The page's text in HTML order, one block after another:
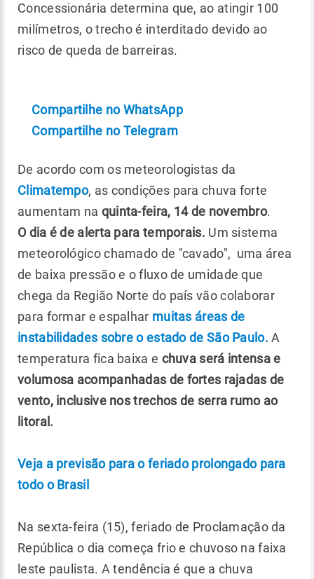
Concessionária determina que, ao atingir 100
milímetros, o trecho é interditado devido ao
risco de queda de barreiras.
Compartilhe no WhatsApp
Compartilhe no Telegram
De acordo com os meteorologistas da
Climatempo, as condições para chuva forte
aumentam na quinta-feira, 14 de novembro.
O dia é de alerta para temporais. Um sistema
meteorológico chamado de "cavado", uma área
de baixa pressão e o fluxo de umidade que
chega da Região Norte do país vão colaborar
para formar e espalhar muitas áreas de
instabilidades sobre o estado de São Paulo. A
temperatura fica baixa e chuva será intensa e
volumosa acompanhadas de fortes rajadas de
vento, inclusive nos trechos de serra rumo ao
litoral.
Veja a previsão para o feriado prolongado para
todo o Brasil
Na sexta-feira (15), feriado de Proclamação da
República o dia começa frio e chuvoso na faixa
leste paulista. A tendência é que a chuva